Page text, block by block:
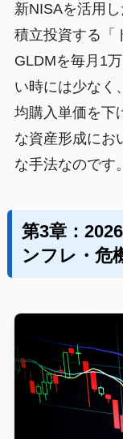
新NISAを活用
積立投資する「
GLDMを毎月1
い時には少なく
均購入単価を下
な資産形成にお
な手法なのです。
第3章：
ンフレ・危